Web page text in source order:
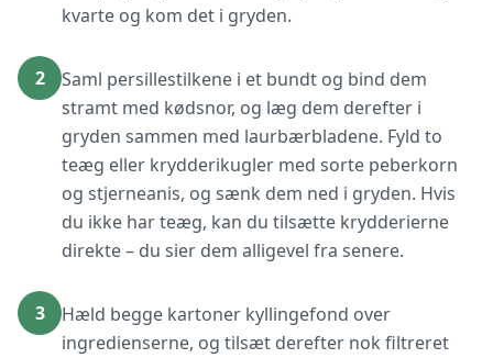
kvarte og kom det i gryden.
2
Saml persillestilkene i et bundt og bind dem
stramt med kødsnor, og læg dem derefter i
gryden sammen med laurbærbladene. Fyld to
teæg eller krydderikugler med sorte peberkorn
og stjerneanis, og sænk dem ned i gryden. Hvis
du ikke har teæg, kan du tilsætte krydderierne
direkte – du sier dem alligevel fra senere.
3
Hæld begge kartoner kyllingefond over
ingredienserne, og tilsæt derefter nok filtreret